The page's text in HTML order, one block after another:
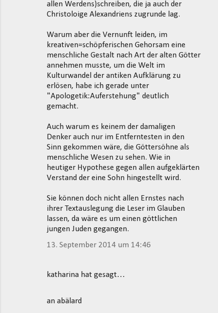
allen Werdens)schreiben, die ja auch der
Christoloige Alexandriens zugrunde lag.
Warum aber die Vernunft leiden, im
kreativen=schöpferischen Gehorsam eine
menschliche Gestalt nach Art der alten Götter
annehmen musste, um die Welt im
Kulturwandel der antiken Aufklärung zu
erlösen, habe ich gerade unter
"Apologetik:Auferstehung" deutlich
gemacht.
Auch warum es keinem der damaligen
Denker auch nur im Entferntesten in den
Sinn gekommen wäre, die Göttersöhne als
menschliche Wesen zu sehen. Wie in
heutiger Hypothese gegen allen aufgeklärten
Verstand der eine Sohn hingestellt wird.
Sie können doch nicht allen Ernstes nach
ihrer Textauslegung die Leser im Glauben
lassen, da wäre es um einen göttlichen
jungen Juden gegangen.
13. September 2014 um 14:46
katharina hat gesagt…
an abälard